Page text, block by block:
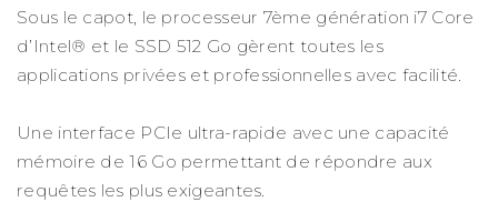
Sous le capot, le processeur 7ème génération i7 Core
d’Intel® et le SSD 512 Go gèrent toutes les
applications privées et professionnelles avec facilité.
Une interface PCIe ultra-rapide avec une capacité
mémoire de 16 Go permettant de répondre aux
requêtes les plus exigeantes.